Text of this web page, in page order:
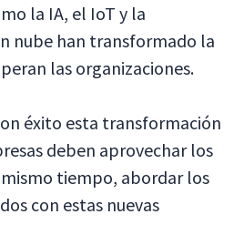
la IA, el IoT y la
nube han transformado la
las organizaciones.
éxito esta transformación
deben aprovechar los
tiempo, abordar los
con estas nuevas